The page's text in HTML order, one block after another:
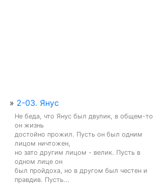
» 2-03. Янус
Не беда, что Янус был двулик, в общем-то
он жизнь
достойно прожил. Пусть он был одним
лицом ничтожен,
но зато другим лицом - велик. Пусть в
одном лице он
был пройдоха, но в другом был честен и
правдив. Пусть...